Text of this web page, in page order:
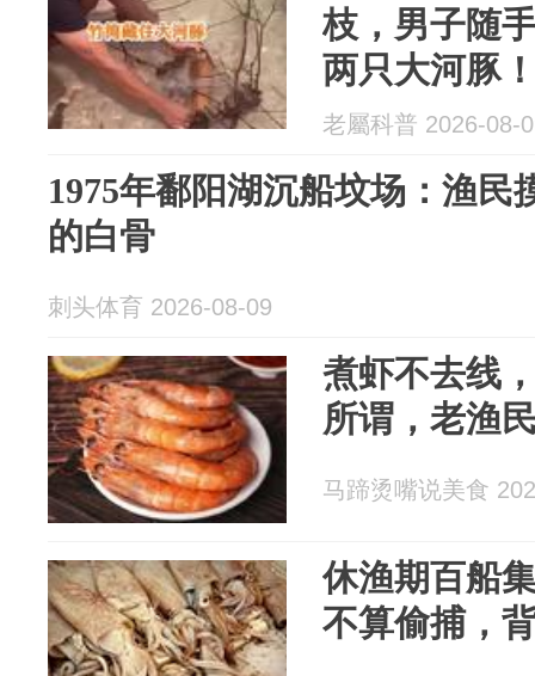
枝，男子随
两只大河豚
老屬科普 2026-08-
1975年鄱阳湖沉船坟场：渔民
的白骨
刺头体育 2026-08-09
煮虾不去线
所谓，老渔
马蹄烫嘴说美食
休渔期百船
不算偷捕，